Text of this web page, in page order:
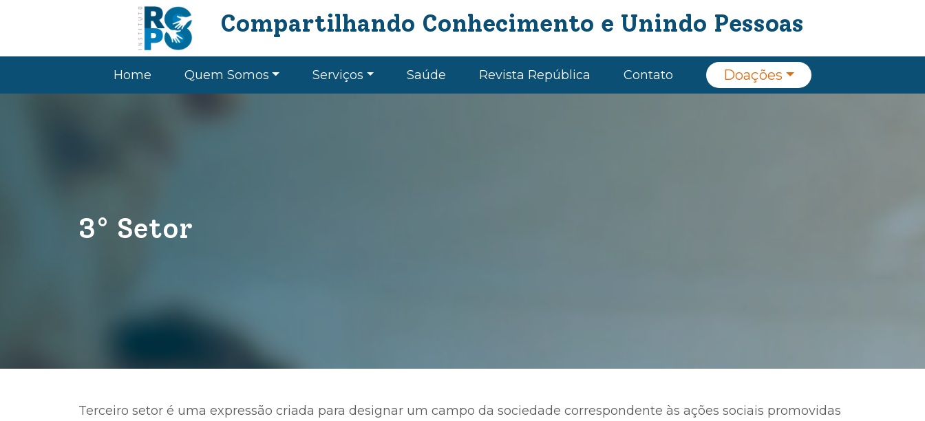
Compartilhando Conhecimento e Unindo Pessoas
Home Quem Somos Serviços Saúde Revista República Contato Doações
3° Setor
Terceiro setor é uma expressão criada para designar um campo da sociedade correspondente às ações sociais promovidas